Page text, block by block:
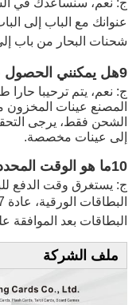
ج: نعم، سنساعدك في
عنوانك مع الباب إلى
شحنات البحار من باب
9هل يمكنني الحصول على عينات؟
ج: نعم، يتم ترحيبا حارا
الشحن فقط، يرجى
إلى عينات مخصصة.
10ما هو الوقت المحدد للإنتاج الجماعي للطلبات الكبيرة؟
البطاقات الورقية، عادة 7-15
البطاقات بعد الموافقة
ملف الشركة